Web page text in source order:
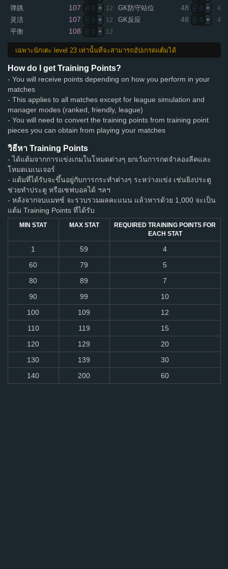
弹跳 107 - 0 + 12
灵活 107 - 0 + 12
平衡 108 - 0 + 12
GK防守站位 48 - 0 + 4
GK反应 48 - 0 + 4
เฉพาะนักเตะ level 23 เท่านั้นที่จะสามารถอัปเกรดแต้มได้
How do I get Training Points?
- You will receive points depending on how you perform in your
matches
- This applies to all matches except for league simulation and
manager modes (ranked, friendly, league)
- You will need to convert the training points from training point
pieces you can obtain from playing your matches
วิธีหา Training Points
- ได้แต้มจากการแข่งเกมในโหมดต่างๆ ยกเว้นการกดจำลองลีคและ
โหมดเมเนเจอร์
- แต้มที่ได้รับจะขึ้นอยู่กับการกระทำต่างๆ ระหว่างแข่ง เช่นยิงประตู
ช่วยทำประตู หรือเซฟบอลได้ ฯลฯ
- หลังจากจบแมทช์ จะรวบรวมผลคะแนน แล้วหารด้วย 1,000 จะเป็น
แต้ม Training Points ที่ได้รับ
MIN STAT MAX STAT
REQUIRED TRAINING POINTS FOR
EACH STAT
1 59
4
60
79
5
80
89
7
90
99
10
100
109
12
110
119
15
120
129
20
130
139
30
140
200 60